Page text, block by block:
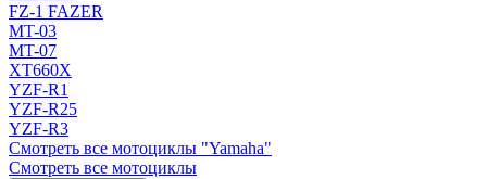
FZ-1 FAZER
MT-03
MT-07
XT660X
YZF-R1
YZF-R25
YZF-R3
Смотреть все мотоциклы "Yamaha"
Смотреть все мотоциклы